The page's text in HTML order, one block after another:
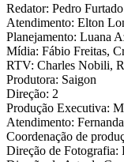
Redator: Pedro
Atendimento: Elton
Planejamento: Luana
Mídia: Fábio Freitas,
RTV: Charles Nobili,
Produtora: Saigon
Direção: 2
Produção Executiva:
Atendimento:
Coordenação de
Direção de Fotografia: